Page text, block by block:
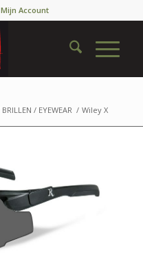
Mijn Account
BRILLEN / EYEWEAR / Wiley X